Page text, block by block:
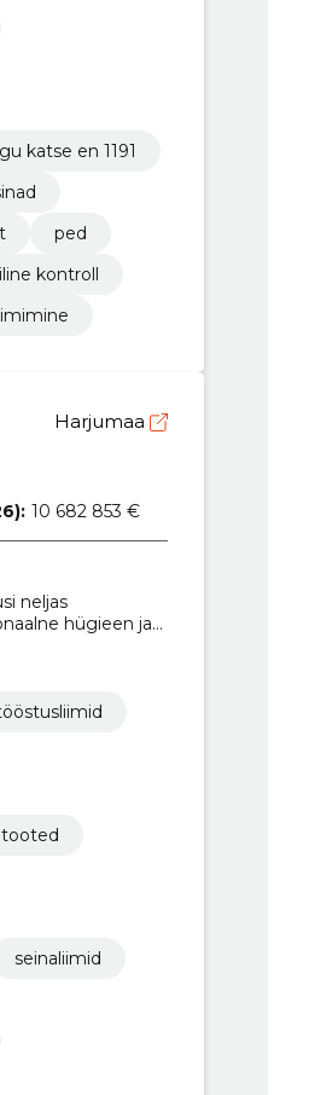
katse en 1191
ped
kontroll
Harjumaa
10 682 853 €
neljas
hügieen ja
seinaliimid